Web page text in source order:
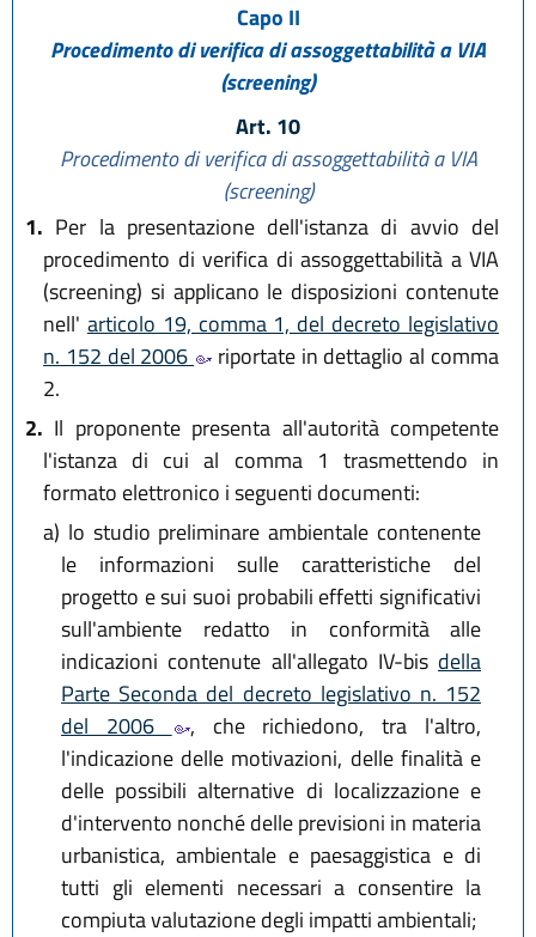
Capo II
Procedimento di verifica di assoggettabilità a VIA
(screening)
Art. 10
Procedimento di verifica di assoggettabilità a VIA
(screening)
1. Per la presentazione dell'istanza di avvio del
procedimento di verifica di assoggettabilità a VIA
(screening) si applicano le disposizioni contenute
nell' articolo 19, comma 1, del decreto legislativo
n. 152 del 2006
riportate in dettaglio al comma
2.
2. Il proponente presenta all'autorità competente
l'istanza di cui al comma 1 trasmettendo in
formato elettronico i seguenti documenti:
a) lo studio preliminare ambientale contenente
le informazioni sulle caratteristiche del
progetto e sui suoi probabili effetti significativi
sull'ambiente redatto in conformità alle
indicazioni contenute all'allegato IV-bis della
Parte Seconda del decreto legislativo n. 152
del 2006
, che richiedono, tra l'altro,
l'indicazione delle motivazioni, delle finalità e
delle possibili alternative di localizzazione e
d'intervento nonché delle previsioni in materia
urbanistica, ambientale e paesaggistica e di
tutti gli elementi necessari a consentire la
compiuta valutazione degli impatti ambientali;